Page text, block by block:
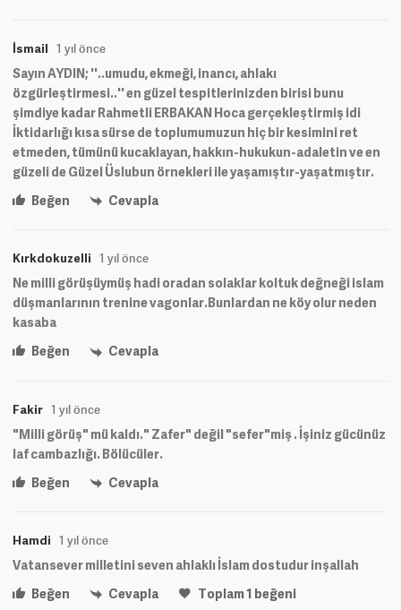
İsmail 1 yıl önce
Sayın AYDIN; ''..umudu, ekmeği, inancı, ahlakı
özgürleştirmesi..'' en güzel tespitlerinizden birisi bunu
şimdiye kadar Rahmetli ERBAKAN Hoca gerçekleştirmiş idi
İktidarlığı kısa sürse de toplumumuzun hiç bir kesimini ret
etmeden, tümünü kucaklayan, hakkın-hukukun-adaletin ve en
güzeli de Güzel Üslubun örnekleri ile yaşamıştır-yaşatmıştır.
Beğen
Cevapla
Kırkdokuzelli 1 yıl önce
Ne milli görüşüymüş hadi oradan solaklar koltuk değneği islam
düşmanlarının trenine vagonlar.Bunlardan ne köy olur neden
kasaba
Beğen
Cevapla
Fakir 1 yıl önce
"Milli görüş" mü kaldı." Zafer" değil "sefer"miş . İşiniz gücünüz
laf cambazlığı. Bölücüler.
Beğen
Cevapla
Hamdi 1 yıl önce
Vatansever milletini seven ahlaklı İslam dostudur inşallah
Beğen
Cevapla Toplam1 beğeni